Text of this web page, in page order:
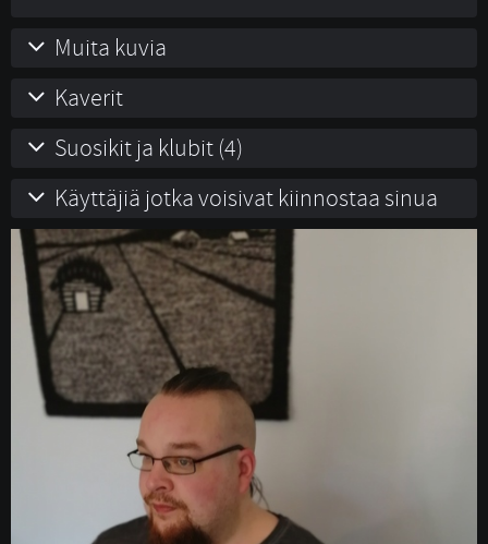
Muita kuvia
Kaverit
Suosikit ja klubit (4)
Käyttäjiä jotka voisivat kiinnostaa sinua